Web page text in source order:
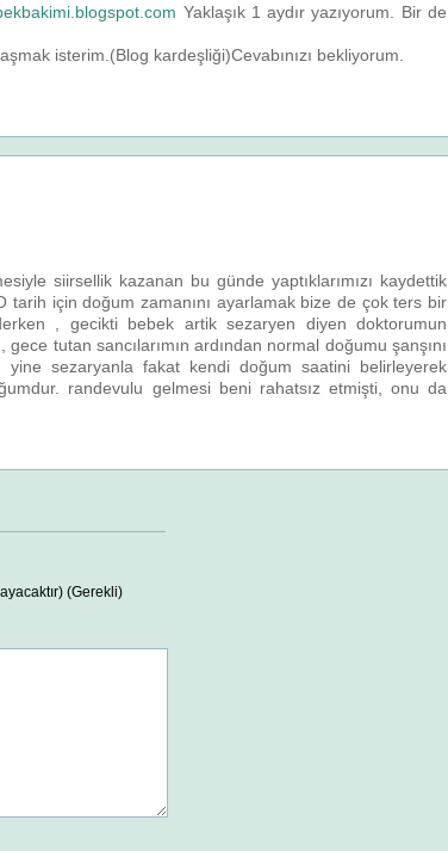
Yaklaşık 1 aydır yazıyorum. Bir de
isterim.(Blog kardeşliği)Cevabınızı bekliyorum.
siirsellik kazanan bu günde yaptıklarımızı kaydettik
için doğum zamanını ayarlamak bize de çok ters bir
, gecikti bebek artik sezaryen diyen doktorumun
tutan sancılarımın ardından normal doğumu şanşını
sezaryanla fakat kendi doğum saatini belirleyerek
randevulu gelmesi beni rahatsız etmişti, onu da
(Gerekli)